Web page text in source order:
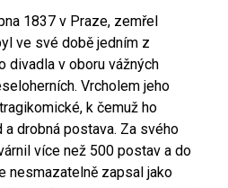
1837 v Praze, zemřel
ve své době jedním z
divadla v oboru vážných
Vrcholem jeho
k čemuž ho
drobná postava. Za svého
více než 500 postav a do
nesmazatelně zapsal jako